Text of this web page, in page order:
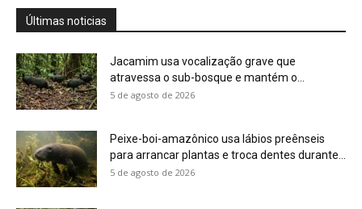
Você pode olhar para uma floresta e não
4 de agosto de 2026
4 de agosto de 2026